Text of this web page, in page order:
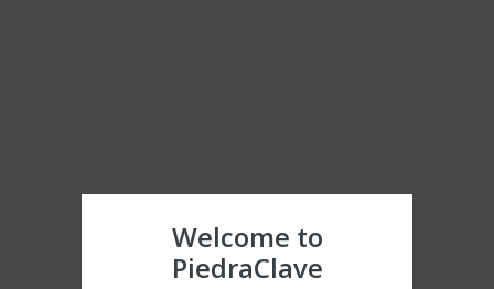
Welcome to
PiedraClave